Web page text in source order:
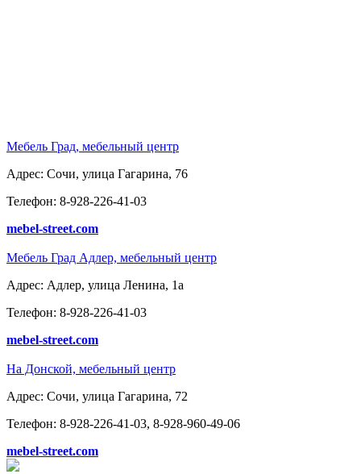
Мебель Град, мебельный центр
Адрес: Сочи, улица Гагарина, 76
Телефон: 8-928-226-41-03
mebel-street.com
Мебель Град Адлер, мебельный центр
Адрес: Адлер, улица Ленина, 1а
Телефон: 8-928-226-41-03
mebel-street.com
На Донской, мебельный центр
Адрес: Сочи, улица Гагарина, 72
Телефон: 8-928-226-41-03, 8-928-960-49-06
mebel-street.com